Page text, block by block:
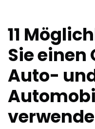
11
Sie einen
Auto-